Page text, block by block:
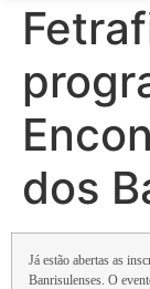
dos
Já estão abertas as
Banrisulenses. O